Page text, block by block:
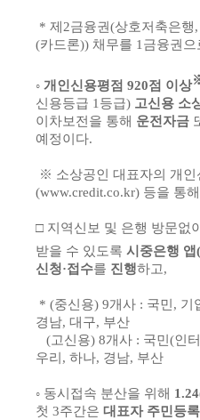
* 제2금융권(상호저축은행
(카드론)) 채무를 1금융권으
◦ 개인신용평점 920점 이상
신용등급 1등급) 고신용 소
이차보전을 통해 운전자금
예정이다.
※ 소상공인 대표자의 개인
(www.credit.co.kr) 등을 통
□ 지역신보 및 은행 방문없
받을 수 있도록 시중은행 앱
신청·접수를 진행하고,
* (중신용) 9개사 : 국민, 기
경남, 대구, 부산
(고신용) 8개사 : 국민(인
우리, 하나, 경남, 부산
◦ 동시접속 분산을 위해
첫 3주간은 대표자 주민등